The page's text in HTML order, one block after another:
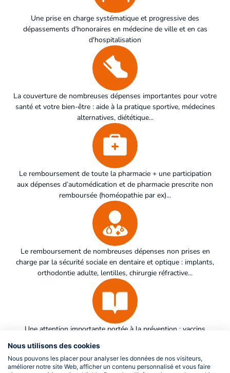
Une prise en charge systématique et progressive des
dépassements d'honoraires en médecine de ville et en cas
d'hospitalisation
La couverture de nombreuses dépenses importantes pour votre
santé et votre bien-être : aide à la pratique sportive, médecines
alternatives, diététique...
Le remboursement de toute la pharmacie + une participation
aux dépenses d’automédication et de pharmacie prescrite non
remboursée (homéopathie par ex)...
Le remboursement de nombreuses dépenses non prises en
charge par la sécurité sociale en dentaire et optique : implants,
orthodontie adulte, lentilles, chirurgie réfractive...
Une attention importante portée à la prévention : vaccins
radios non remboursés, sevrage tabagique…
Nous utilisons des cookies
Nous pouvons les placer pour analyser les données de nos visiteurs,
améliorer notre site Web, afficher un contenu personnalisé et vous faire